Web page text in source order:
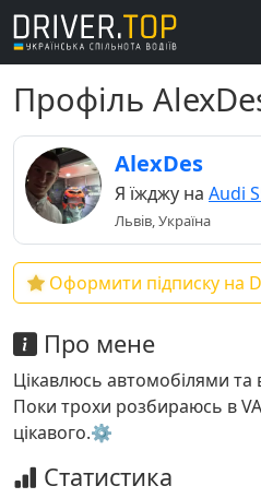
Профіль
AlexDes
Я їжджу на Audi
Львів, Україна
Оформити підписку на
Про мене
Цікавлюсь автомобілями
Поки трохи розбираюсь в
цікавого.⚙️
Статистика